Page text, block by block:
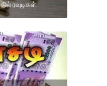
ரவுடிகள்.